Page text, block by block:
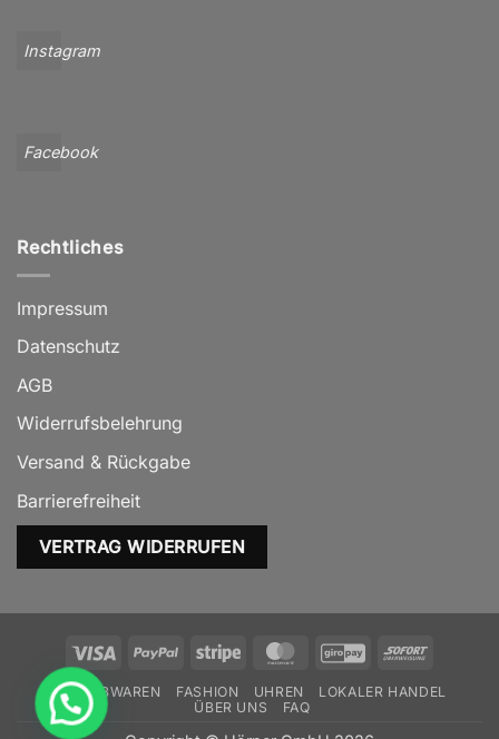
Instagram
Facebook
Rechtliches
Impressum
Datenschutz
AGB
Widerrufsbelehrung
Versand & Rückgabe
Barrierefreiheit
VERTRAG WIDERRUFEN
Visa PayPal Stripe MasterCardGiroPaySofort
SCHREIBWAREN FASHION UHREN
LOKALER HANDEL
ÜBER UNS
FAQ